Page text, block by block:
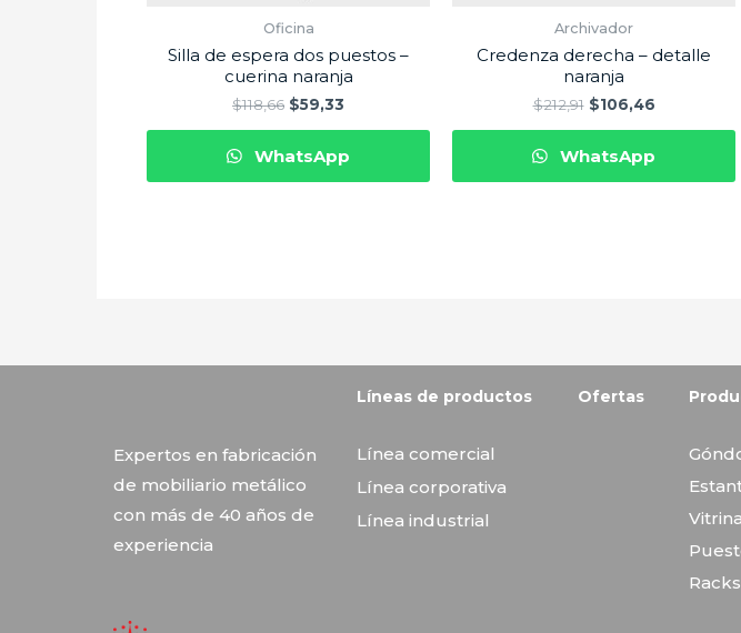
Oficina
Silla de espera dos puestos –
cuerina naranja
$118,66 $59,33
WhatsApp
Archivador
Credenza derecha – detalle
naranja
$212,91 $106,46
WhatsApp
Expertos en fabricación
de mobiliario metálico
con más de 40 años de
experiencia
Líneas de productos
Línea comercial
Línea corporativa
Línea industrial
Ofertas
Racks